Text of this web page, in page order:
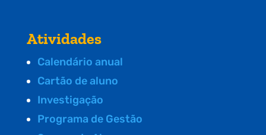
Atividades
Calendário anual
Cartão de aluno
Investigação
Programa de Gestão